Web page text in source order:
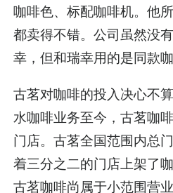
咖啡色、标配咖啡机。他
都卖得不错。公司虽然没
幸，但和瑞幸用的是同款
古茗对咖啡的投入决心不
水咖啡业务至今，古茗咖
门店。古茗全国范围内总
着三分之二的门店上架了
古茗咖啡尚属于小范围营